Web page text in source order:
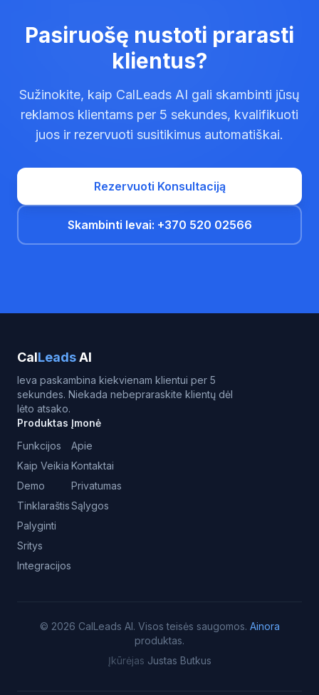
Pasiruošę nustoti prarasti
klientus?
Sužinokite, kaip CalLeads AI gali skambinti jūsų
reklamos klientams per 5 sekundes, kvalifikuoti
juos ir rezervuoti susitikimus automatiškai.
Rezervuoti Konsultaciją
Skambinti Ievai: +370 520 02566
CalLeadsAI
Ieva paskambina kiekvienam klientui per 5
sekundes. Niekada nebepraraskite klientų dėl
lėto atsako.
Produktas
Funkcijos
Kaip Veikia
Demo
Tinklaraštis
Palyginti
Sritys
Integracijos
Įmonė
Apie
Kontaktai
Privatumas
Sąlygos
© 2026 CalLeads AI. Visos teisės saugomos. Ainora
produktas.
Įkūrėjas Justas Butkus